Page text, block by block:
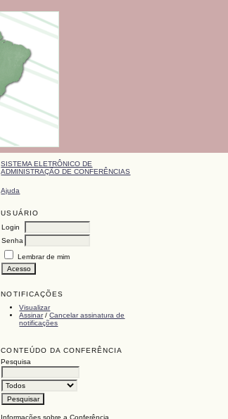
SISTEMA ELETRÔNICO DE
ADMINISTRAÇÃO DE CONFERÊNCIAS
Ajuda
USUÁRIO
Login
Senha
Lembrar de mim
NOTIFICAÇÕES
Visualizar
Assinar/Cancelar assinatura de
notificações
CONTEÚDO DA CONFERÊNCIA
Pesquisa
Informações sobre a Conferência